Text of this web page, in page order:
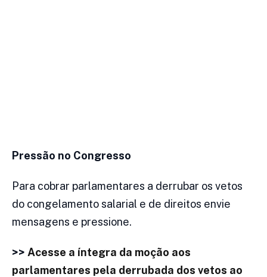
Pressão no Congresso
Para cobrar parlamentares a derrubar os vetos
do congelamento salarial e de direitos envie
mensagens e pressione.
>> Acesse a íntegra da moção aos
parlamentares pela derrubada dos vetos ao